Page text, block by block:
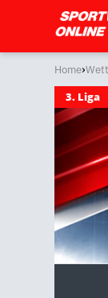
Home›
3. Liga